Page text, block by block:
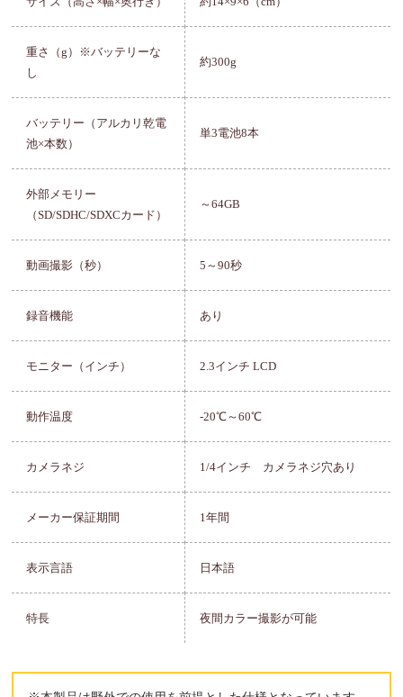
重さ（g）※バッテリーな
し
約300g
バッテリー（アルカリ乾電
池×本数）
単3電池8本
外部メモリー
（SD/SDHC/SDXCカード）
～64GB
動画撮影（秒） 5～90秒
録音機能 あり
モニター（インチ） 2.3インチ LCD
動作温度 -20℃～60℃
カメラネジ 1/4インチ カメラネジ穴あり
メーカー保証期間 1年間
表示言語 日本語
特長 夜間カラー撮影が可能